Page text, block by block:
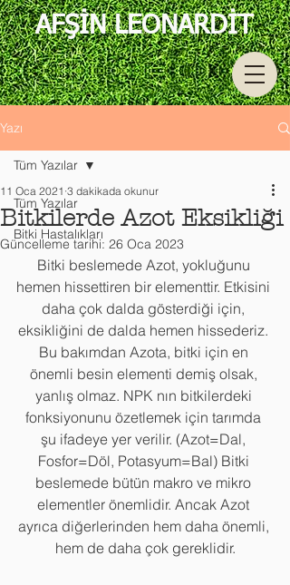
AFŞİN LEONARDİT
Yazı
Tüm Yazılar
Bitki Hastalıkları
Tüm Yazılar
Bitkilerde Azot Eksikliği
11 Oca 2021 3 dakikada okunur
Güncelleme tarihi: 26 Oca 2023
Bitki beslemede Azot, yokluğunu
hemen hissettiren bir elementtir. Etkisini
daha çok dalda gösterdiği için,
eksikliğini de dalda hemen hissederiz.
Bu bakımdan Azota, bitki için en
önemli besin elementi demiş olsak,
yanlış olmaz. NPK nın bitkilerdeki
fonksiyonunu özetlemek için tarımda
şu ifadeye yer verilir. (Azot=Dal,
Fosfor=Döl, Potasyum=Bal) Bitki
beslemede bütün makro ve mikro
elementler önemlidir. Ancak Azot
ayrıca diğerlerinden hem daha önemli,
hem de daha çok gereklidir.